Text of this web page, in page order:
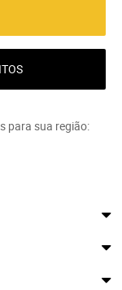
para sua região: